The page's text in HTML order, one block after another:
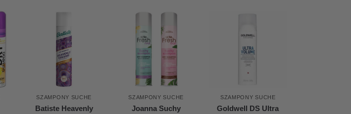
SZAMPONY SUCHE
Batiste Heavenly
SZAMPONY SUCHE
Joanna Suchy
SZAMPONY SUCHE
Goldwell DS Ultra